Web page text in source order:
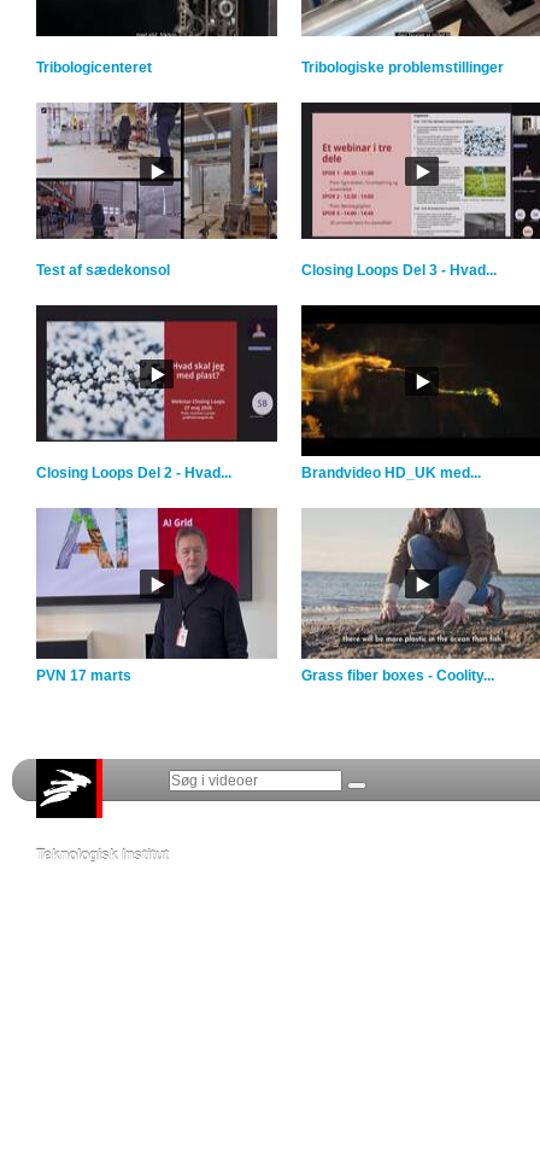
Tribologicenteret Tribologiske problemstillinger
Test af sædekonsol Closing Loops Del 3 - Hvad...
Closing Loops Del 2 - Hvad... Brandvideo HD_UK med...
PVN 17 marts Grass fiber boxes - Coolity...
Teknologisk Institut